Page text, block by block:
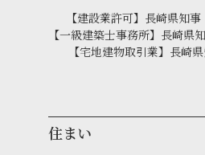
【建設業許可】長崎県知
【一級建築士事務所】長崎県
【宅地建物取引業】長崎
住まい